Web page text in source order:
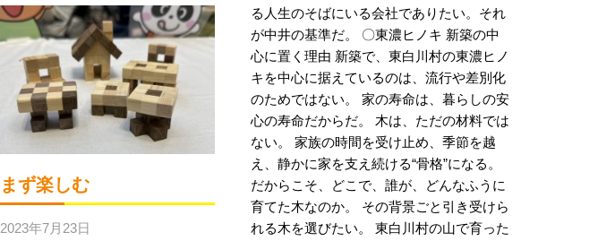
まず楽しむ
2023年7月23日
る人生のそばにいる会社でありたい。それ
が中井の基準だ。 〇東濃ヒノキ 新築の中
心に置く理由 新築で、東白川村の東濃ヒノ
キを中心に据えているのは、流行や差別化
のためではない。 家の寿命は、暮らしの安
心の寿命だからだ。 木は、ただの材料では
ない。 家族の時間を受け止め、季節を越
え、静かに家を支え続ける“骨格”になる。
だからこそ、どこで、誰が、どんなふうに
育てた木なのか。 その背景ごと引き受けら
れる木を選びたい。 東白川村の山で育った